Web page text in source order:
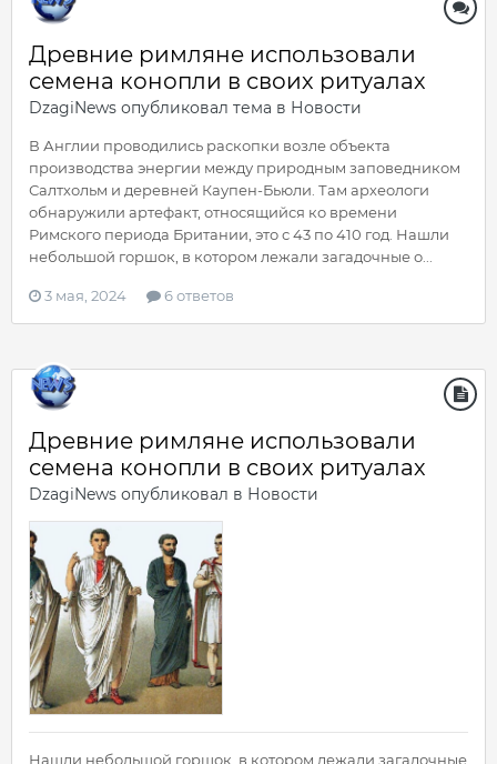
Древние римляне использовали
семена конопли в своих ритуалах
DzagiNews опубликовал тема в Новости
В Англии проводились раскопки возле объекта
производства энергии между природным заповедником
Салтхольм и деревней Каупен-Бьюли. Там археологи
обнаружили артефакт, относящийся ко времени
Римского периода Британии, это с 43 по 410 год. Нашли
небольшой горшок, в котором лежали загадочные о...
3 мая, 2024 6 ответов
Древние римляне использовали
семена конопли в своих ритуалах
DzagiNews опубликовал в Новости
Нашли небольшой горшок, в котором лежали загадочные